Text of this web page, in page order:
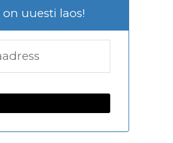
uuesti laos!